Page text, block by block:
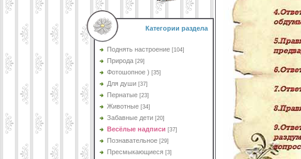
Категории раздела
Поднять настроение [104]
Природа [29]
Фотошопное ) [35]
Для души [37]
Пернатые [23]
Животные [34]
Забавные дети [20]
Весёлые надписи [37]
Познавательное [29]
Пресмыкающиеся [3]